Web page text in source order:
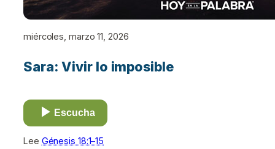
miércoles, marzo 11, 2026
Sara: Vivir lo imposible
Escucha
Lee Génesis 18:1–15